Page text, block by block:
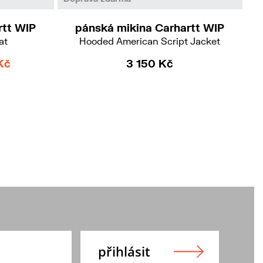
WIP pánská mikina Carhartt WIP
Hooded American Script Jacket
3 150 Kč